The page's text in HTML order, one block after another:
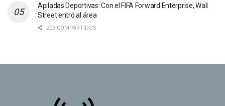
Apiladas Deportivas: Con el FIFA Forward Enterprise, Wall
Street entró al área
203 COMPARTIDOS